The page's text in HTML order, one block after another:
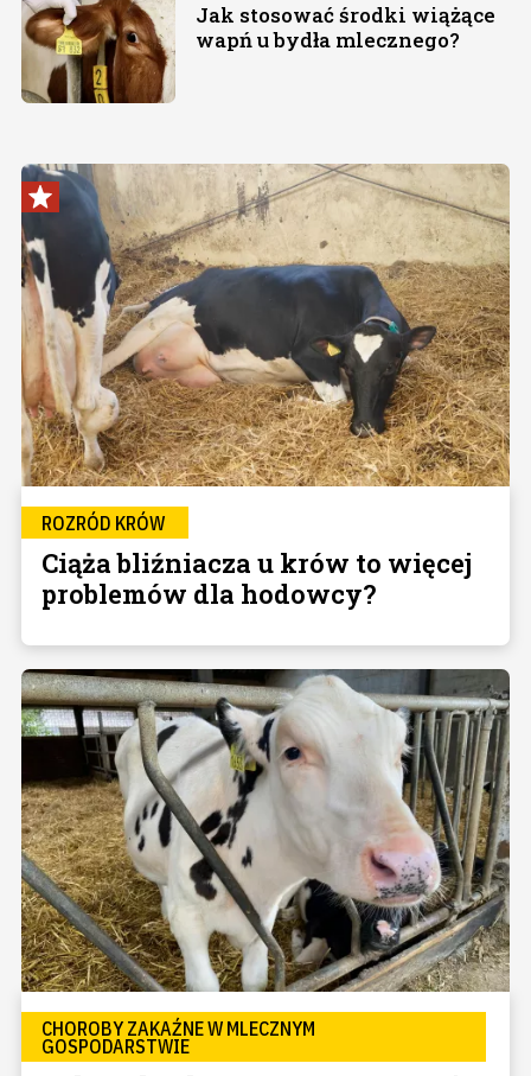
Jak stosować środki wiążące
wapń u bydła mlecznego?
ROZRÓD KRÓW
Ciąża bliźniacza u krów to więcej
problemów dla hodowcy?
CHOROBY ZAKAŹNE W MLECZNYM
GOSPODARSTWIE